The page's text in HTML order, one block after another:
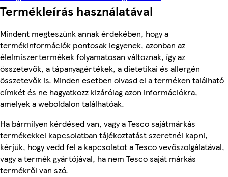
Termékleírás használatával
Mindent megteszünk annak érdekében, hogy a
termékinformációk pontosak legyenek, azonban az
élelmiszertermékek folyamatosan változnak, így az
összetevők, a tápanyagértékek, a dietetikai és allergén
összetevők is. Minden esetben olvasd el a terméken található
címkét és ne hagyatkozz kizárólag azon információkra,
amelyek a weboldalon találhatóak.
Ha bármilyen kérdésed van, vagy a Tesco sajátmárkás
termékekkel kapcsolatban tájékoztatást szeretnél kapni,
kérjük, hogy vedd fel a kapcsolatot a Tesco vevőszolgálatával,
vagy a termék gyártójával, ha nem Tesco saját márkás
termékről van szó.